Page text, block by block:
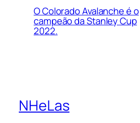
O Colorado Avalanche é o
campeão da Stanley Cup
2022.
NHeLas